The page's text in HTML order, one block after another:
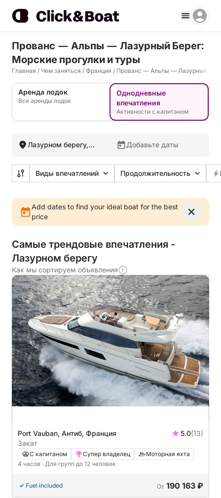
Прованс — Альпы — Лазурный Берег:
Морские прогулки и туры
Главная / Чем заняться / Франция / Прованс — Альпы — Лазурный
Аренда лодок
Все аренды лодок
Однодневные
впечатления
Активности с капитаном
Лазурном берегу,
Добавьте даты
Виды впечатлений Продолжительность
Add dates to find your ideal boat for the best
price
Самые трендовые впечатления -
Лазурном берегу
Как мы сортируем объявления
Port Vauban, Антиб, Франция 5.0(13)
Закат
С капитаном Супер владелец
Моторная яхта
4 часов · Для групп до 12 человек
Fuel included От 190 163 ₽